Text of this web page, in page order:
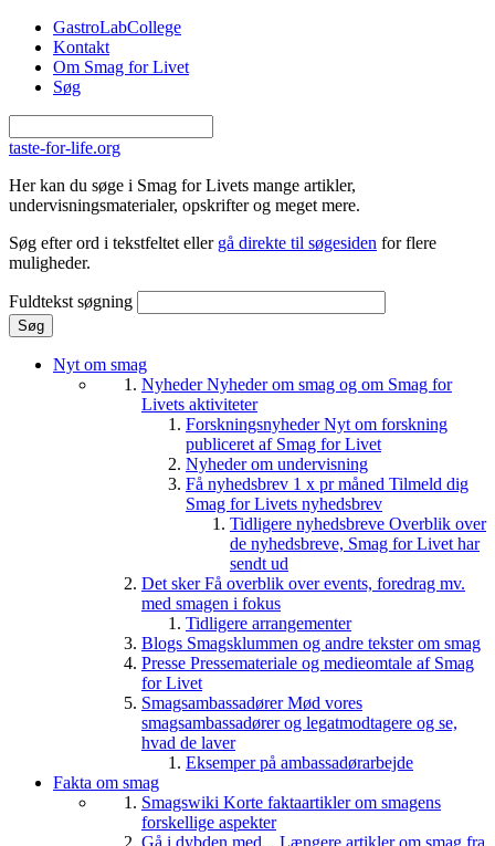
Gå til hovedindhold
GastroLabCollege
Kontakt
Om Smag for Livet
Søg
taste-for-life.org
Her kan du søge i Smag for Livets mange artikler,
undervisningsmaterialer, opskrifter og meget mere.
Søg efter ord i tekstfeltet eller gå direkte til søgesiden for flere
muligheder.
Fuldtekst søgning
Nyt om smag
NyhederNyheder om smag og om Smag for
Livets aktiviteter
ForskningsnyhederNyt om forskning
publiceret af Smag for Livet
Nyheder om undervisning
Få nyhedsbrev 1 x pr måned Tilmeld dig
Smag for Livets nyhedsbrev
Tidligere nyhedsbreve Overblik over
de nyhedsbreve, Smag for Livet har
sendt ud
Det skerFå overblik over events, foredrag mv.
med smagen i fokus
Tidligere arrangementer
Blogs Smagsklummen og andre tekster om smag
Presse Pressemateriale og medieomtale af Smag
for Livet
SmagsambassadørerMød vores
smagsambassadører og legatmodtagere og se,
hvad de laver
Eksemper på ambassadørarbejde
Fakta om smag
Smagswiki Korte faktaartikler om smagens
forskellige aspekter
Gå i dybden med... Længere artikler om smag fra